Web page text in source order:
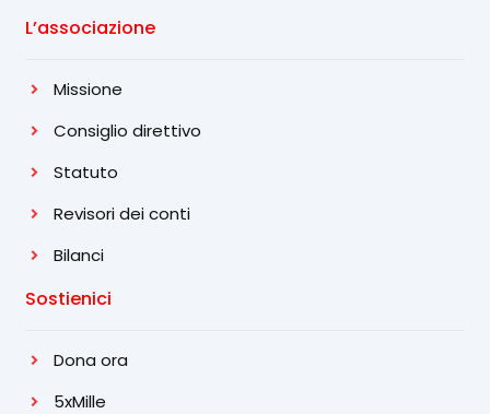
L’associazione
Missione
Consiglio direttivo
Statuto
Revisori dei conti
Bilanci
Sostienici
Dona ora
5xMille